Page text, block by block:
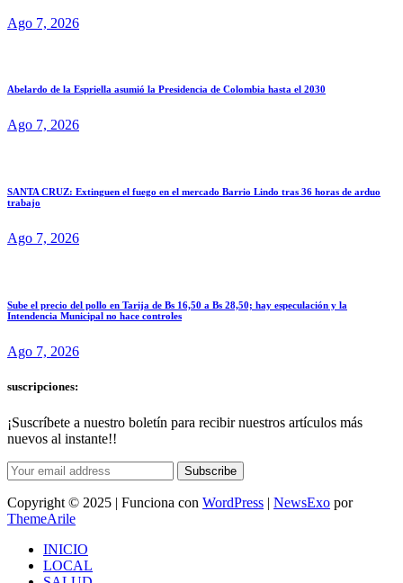
Ago 7, 2026
Abelardo de la Espriella asumió la Presidencia de Colombia hasta el 2030
Ago 7, 2026
SANTA CRUZ: Extinguen el fuego en el mercado Barrio Lindo tras 36 horas de arduo
trabajo
Ago 7, 2026
Sube el precio del pollo en Tarija de Bs 16,50 a Bs 28,50; hay especulación y la
Intendencia Municipal no hace controles
Ago 7, 2026
suscripciones:
¡Suscríbete a nuestro boletín para recibir nuestros artículos más
nuevos al instante!!
Subscribe
Copyright © 2025 | Funciona con WordPress | NewsExo por
ThemeArile
INICIO
LOCAL